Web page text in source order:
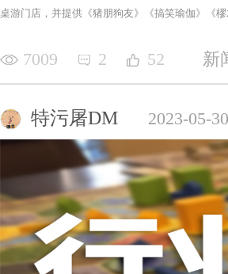
桌游门店，并提供《猪朋狗友》《搞笑瑜伽》《
7009 2 52 新
特污屠DM 2023-05-